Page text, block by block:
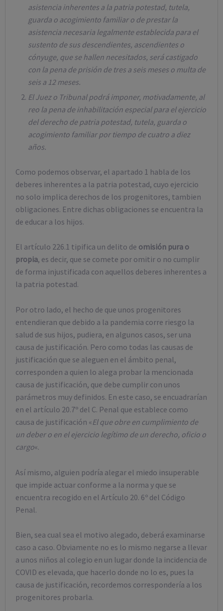
asistencia inherentes a la patria potestad, tutela,
guarda o acogimiento familiar o de prestar la
asistencia necesaria legalmente establecida para el
sustento de sus descendientes, ascendientes o
cónyuge, que se hallen necesitados, será castigado
con la pena de prisión de tres a seis meses o multa de
seis a 12 meses.
El Juez o Tribunal podrá imponer, motivadamente, al
reo la pena de inhabilitación especial para el ejercicio
del derecho de patria potestad, tutela, guarda o
acogimiento familiar por tiempo de cuatro a diez
años.
Como podemos observar, el apartado 1 habla de los
deberes inherentes a la patria potestad, cuyo ejercicio
no solo implica derechos de los progenitores, tambien
obligaciones. Entre dichas obligaciones se encuentra la
de educar a los hijos.
El artículo 226.1 tipifica un delito de omisión pura o
propia, es decir, que se comete por omitir o no cumplir
de forma injustificada con aquellos deberes inherentes a
la patria potestad.
Por otro lado, el hecho de que unos progenitores
entendieran que debido a la pandemia corre riesgo la
salud de sus hijos, pudiera, en algunos casos, ser una
causa de justificación. Pero como todas las causas de
justificación que se aleguen en el ámbito penal,
corresponden a quien lo alega probar la mencionada
causa de justificación, que debe cumplir con unos
parámetros muy definidos. En este caso, se encuadrarían
en el artículo 20.7º del C. Penal que establece como
causa de justificación «El que obre en cumplimiento de
un deber o en el ejercicio legítimo de un derecho, oficio o
cargo«.
Así mismo, alguien podría alegar el miedo insuperable
que impide actuar conforme a la norma y que se
encuentra recogido en el Artículo 20. 6º del Código
Penal.
Bien, sea cual sea el motivo alegado, deberá examinarse
caso a caso. Obviamente no es lo mismo negarse a llevar
a unos niños al colegio en un lugar donde la incidencia de
COVID es elevada, que hacerlo donde no lo es, pues la
causa de justificación, recordemos correspondería a los
progenitores probarla.